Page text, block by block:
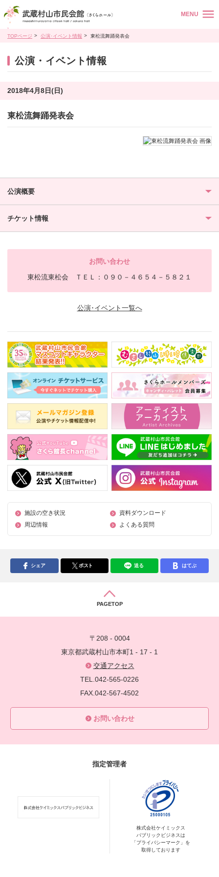
MENU
TOPページ 公演･イベント情報 東松流舞踊発表会
公演・イベント情報
2018年4月8日(日)
東松流舞踊発表会
公演概要
チケット情報
お問い合わせ
東松流東松会 ＴＥＬ：０９０－４６５４－５８２１
公演･イベント一覧へ
施設の空き状況
資料ダウンロード
周辺情報
よくある質問
シェア ポスト 送る はてぶ
PAGETOP
〒208 - 0004
東京都武蔵村山市本町1 - 17 - 1
交通アクセス
TEL.042-565-0226
FAX.042-567-4502
お問い合わせ
指定管理者
株式会社ケイミックス
パブリックビジネスは
「プライバシーマーク」を
取得しております